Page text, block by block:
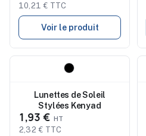
10,21 € TTC
Voir le produit
Lunettes de Soleil
Stylées Kenyad
1,93 €
2,32 € TTC